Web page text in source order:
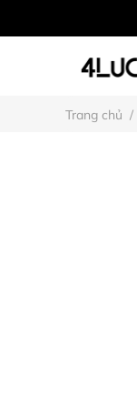
Trang chủ /